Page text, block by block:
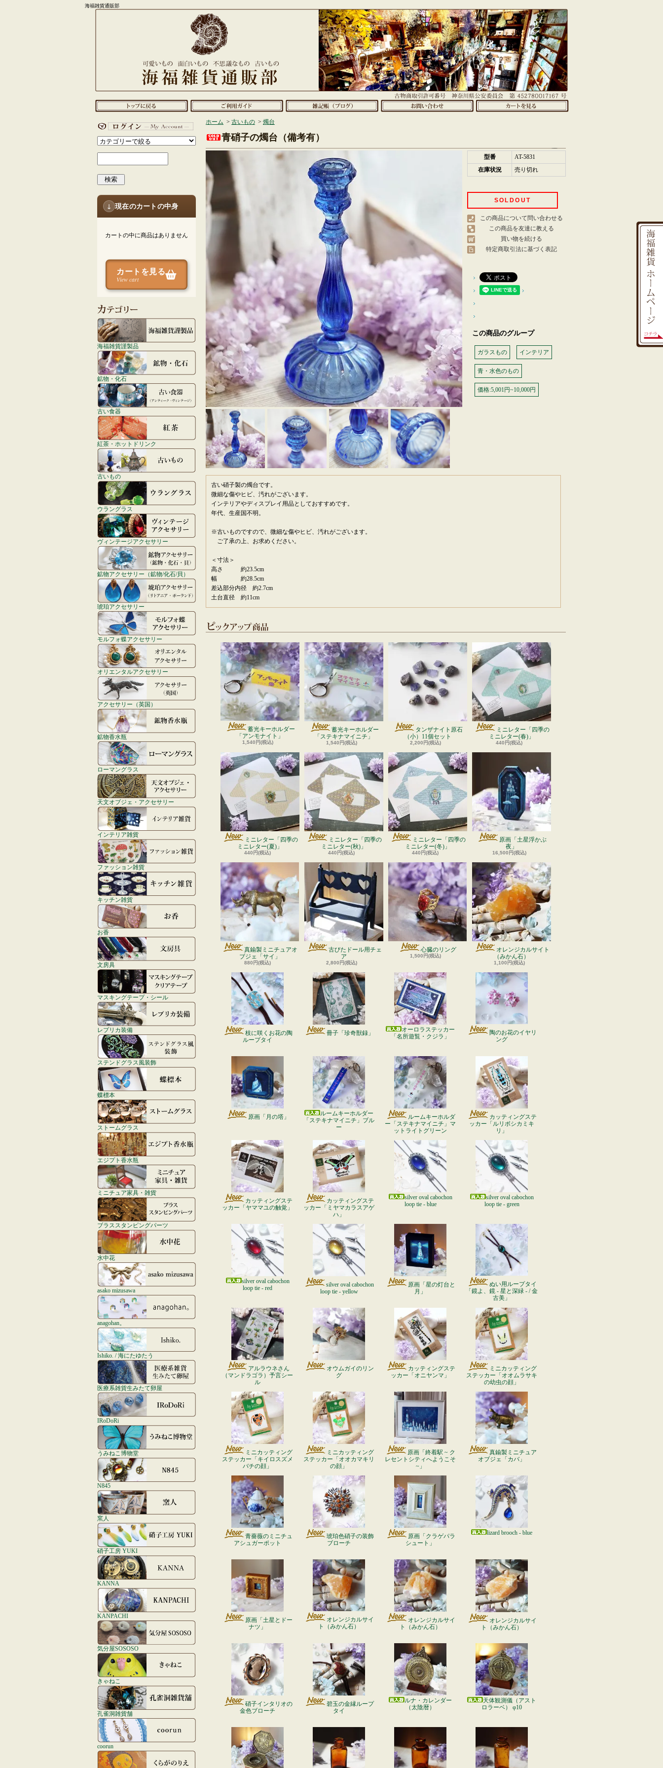
海福雑貨通販部
検索
↓ 現在のカートの中身
カートの中に商品はありません
カートを見る
View cart
海福雑貨謹製品
鉱物・化石
古い食器
紅茶・ホットドリンク
古いもの
ウラングラス
ヴィンテージアクセサリー
鉱物アクセサリー（鉱物/化石/貝）
琥珀アクセサリー
モルフォ蝶アクセサリー
オリエンタルアクセサリー
アクセサリー（英国）
鉱物香水瓶
ローマングラス
天文オブジェ・アクセサリー
インテリア雑貨
ファッション雑貨
キッチン雑貨
お香
文房具
マスキングテープ・シール
レプリカ装備
ステンドグラス風装飾
蝶標本
ストームグラス
エジプト香水瓶
ミニチュア家具・雑貨
ブラススタンピングパーツ
水中花
asako mizusawa
anagohan。
Ishiko. / 海にたゆたう
医療系雑貨生みたて卵屋
IRoDoRi
うみねこ博物堂
N845
窯人
硝子工房 YUKI
KANNA
KANPACHI
気分屋SOSOSO
きゃねこ
孔雀洞雑貨舗
coorun
ホーム > 古いもの > 燭台
青硝子の燭台（備考有）
型番
AT-5831
在庫状況
売り切れ
SOLDOUT
この商品について問い合わせる
この商品を友達に教える
買い物を続ける
特定商取引法に基づく表記
この商品のグループ
ガラスもの インテリア
青・水色のもの
価格:5,001円~10,000円
古い硝子製の燭台です。
微細な傷やヒビ、汚れがございます。
インテリアやディスプレイ用品としておすすめです。
年代、生産国不明。
※古いものですので、微細な傷やヒビ、汚れがございます。
ご了承の上、お求めください。
＜寸法＞
高さ 約23.5cm
幅 約28.5cm
差込部分内径 約2.7cm
土台直径 約11cm
蓄光キーホルダー
「アンモナイト」
1,540円(税込)
蓄光キーホルダー
「ステキナマイニチ」
1,540円(税込)
タンザナイト原石
（小）11個セット
2,200円(税込)
ミニレター「四季の
ミニレター(春)」
440円(税込)
ミニレター「四季の
ミニレター(夏)」
440円(税込)
ミニレター「四季の
ミニレター(秋)」
440円(税込)
ミニレター「四季の
ミニレター(冬)」
440円(税込)
原画「土星浮かぶ
夜」
16,500円(税込)
真鍮製ミニチュアオ
ブジェ「サイ」
880円(税込)
古びたドール用チェ
ア
2,800円(税込)
心臓のリング
1,500円(税込)
オレンジカルサイト
（みかん石）
1,100円(税込)
枝に咲くお花の陶
ループタイ
冊子「珍奇獣録」
オーロラステッカー
「名所遊覧・クジラ」
陶のお花のイヤリ
ング
原画「月の塔」
ルームキーホルダー
「ステキナマイニチ」ブル
ー
ルームキーホルダ
ー「ステキナマイニチ」マ
ットライトグリーン
カッティングステ
ッカー「ルリボシカミキ
リ」
カッティングステ
ッカー「ヤママユの触覚」
カッティングステ
ッカー「ミヤマカラスアゲ
ハ」
silver oval cabochon
loop tie - blue
silver oval cabochon
loop tie - green
silver oval cabochon
loop tie - red
silver oval cabochon
loop tie - yellow
原画「星の灯台と
月」
ぬい用ループタイ
「鏡よ、鏡 - 星と深緑 - / 金
古美」
アルラウネさん
（マンドラゴラ）予言シー
ル
オウムガイのリン
グ
カッティングステ
ッカー「オニヤンマ」
ミニカッティング
ステッカー「オオムラサキ
の幼虫の顔」
ミニカッティング
ステッカー「キイロスズメ
バチの顔」
ミニカッティング
ステッカー「オオカマキリ
の顔」
原画「終着駅 ~ ク
レセントシティへようこそ
~」
真鍮製ミニチュア
オブジェ「カバ」
青薔薇のミニチュ
アシュガーポット
琥珀色硝子の装飾
ブローチ
原画「クラゲパラ
シュート」
lizard brooch - blue
原画「土星とドー
ナツ」
オレンジカルサイ
ト（みかん石）
オレンジカルサイ
ト（みかん石）
オレンジカルサイ
ト（みかん石）
硝子インタリオの
金色ブローチ
碧玉の金縁ループ
タイ
ルナ・カレンダー
（太陰暦）
天体観測儀（アスト
ロラーベ） φ10